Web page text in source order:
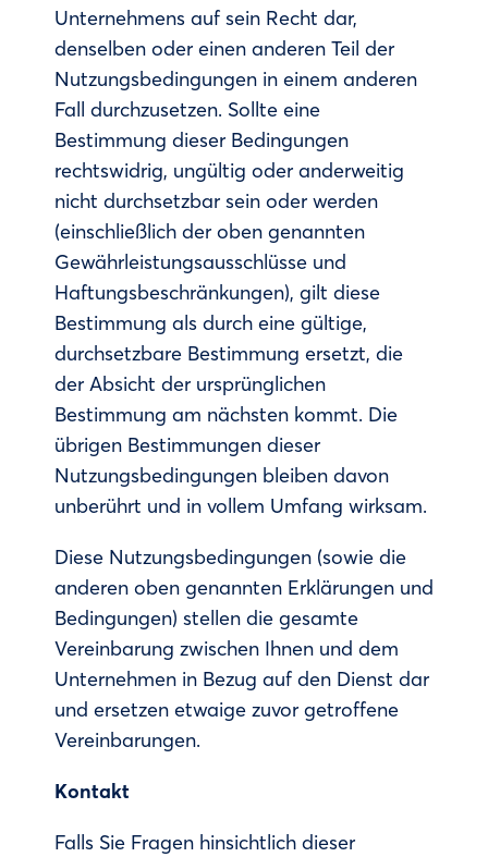
Unternehmens auf sein Recht dar,
denselben oder einen anderen Teil der
Nutzungsbedingungen in einem anderen
Fall durchzusetzen. Sollte eine
Bestimmung dieser Bedingungen
rechtswidrig, ungültig oder anderweitig
nicht durchsetzbar sein oder werden
(einschließlich der oben genannten
Gewährleistungsausschlüsse und
Haftungsbeschränkungen), gilt diese
Bestimmung als durch eine gültige,
durchsetzbare Bestimmung ersetzt, die
der Absicht der ursprünglichen
Bestimmung am nächsten kommt. Die
übrigen Bestimmungen dieser
Nutzungsbedingungen bleiben davon
unberührt und in vollem Umfang wirksam.
Diese Nutzungsbedingungen (sowie die
anderen oben genannten Erklärungen und
Bedingungen) stellen die gesamte
Vereinbarung zwischen Ihnen und dem
Unternehmen in Bezug auf den Dienst dar
und ersetzen etwaige zuvor getroffene
Vereinbarungen.
Kontakt
Falls Sie Fragen hinsichtlich dieser